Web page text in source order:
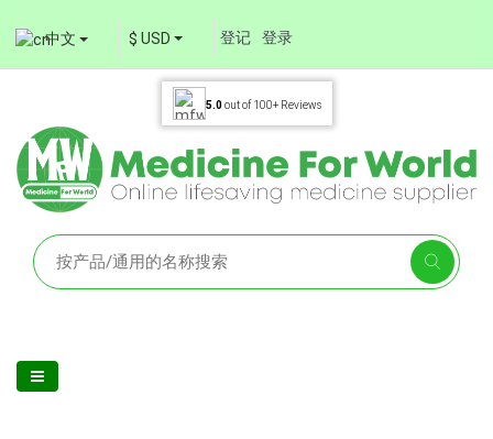
中文 $ USD 登记 登录
5.0out of 100+ Reviews